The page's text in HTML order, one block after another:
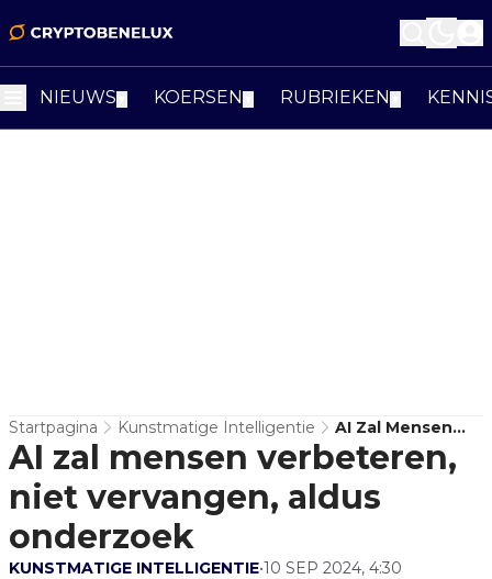
NIEUWS KOERSEN RUBRIEKEN
Startpagina Kunstmatige Intelligentie
AI Zal Mensen
Verbeteren, Niet
Vervangen, Aldus
Onderzoek
AI zal mensen verbeteren,
niet vervangen, aldus
onderzoek
KUNSTMATIGE INTELLIGENTIE•10 SEP 2024, 4:30